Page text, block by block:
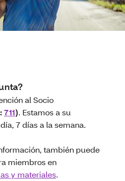
al Socio
711). Estamos a su
7 días a la semana.
también puede
miembros en
y materiales.